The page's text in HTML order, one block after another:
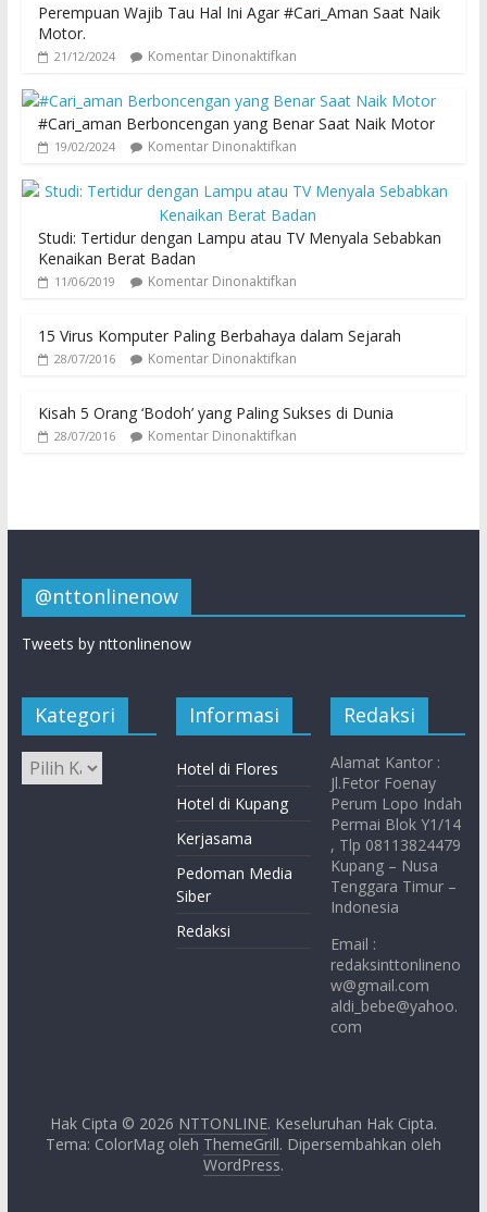
Perempuan Wajib Tau Hal Ini Agar #Cari_Aman Saat Naik
Motor.
21/12/2024 Komentar Dinonaktifkan
#Cari_aman Berboncengan yang Benar Saat Naik Motor
19/02/2024 Komentar Dinonaktifkan
Studi: Tertidur dengan Lampu atau TV Menyala Sebabkan
Kenaikan Berat Badan
11/06/2019 Komentar Dinonaktifkan
15 Virus Komputer Paling Berbahaya dalam Sejarah
28/07/2016 Komentar Dinonaktifkan
Kisah 5 Orang ‘Bodoh’ yang Paling Sukses di Dunia
28/07/2016 Komentar Dinonaktifkan
@nttonlinenow
Tweets by nttonlinenow
Kategori Informasi
Hotel di Flores
Hotel di Kupang
Kerjasama
Pedoman Media
Siber
Redaksi
Redaksi
Alamat Kantor :
Jl.Fetor Foenay
Perum Lopo Indah
Permai Blok Y1/14
, Tlp 08113824479
Kupang – Nusa
Tenggara Timur –
Indonesia
Email :
redaksinttonlineno
w@gmail.com
aldi_bebe@yahoo.
com
Hak Cipta © 2026 NTTONLINE. Keseluruhan Hak Cipta.
Tema: ColorMag oleh ThemeGrill. Dipersembahkan oleh
WordPress.